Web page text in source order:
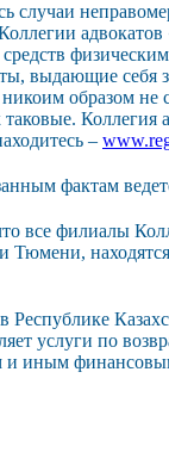
случаи
выдающие себя
образом не
–
фактам
все филиалы
Тюмени,
услуги по
и иным